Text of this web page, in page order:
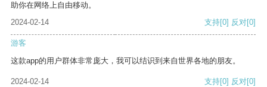
助你在网络上自由移动。
2024-02-14
支持[0] 反对[0]
游客
这款app的用户群体非常庞大，我可以结识到来自世界各地的朋友。
2024-02-14 支持[0] 反对[0]